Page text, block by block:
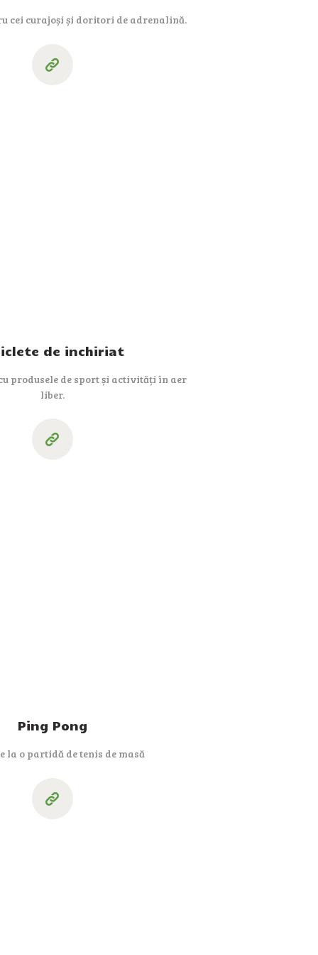
cei curajoși și doritori de adrenalină.
de inchiriat
produsele de sport și activități în aer
liber.
Ping Pong
la o partidă de tenis de masă